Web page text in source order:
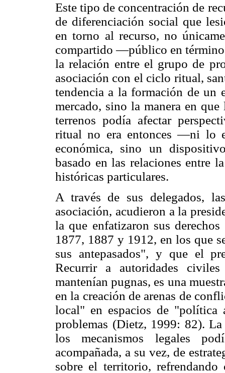
Este tipo de concentración de
de diferenciación social que
en torno al recurso, no
compartido —público en
la relación entre el grupo de
asociación con el ciclo ritual,
tendencia a la formación de un
mercado, sino la manera en
terrenos podía afectar
ritual no era entonces —ni lo
económica, sino un
basado en las relaciones entre
históricas particulares.
A través de sus delegados,
asociación, acudieron a la
la que enfatizaron sus
1877, 1887 y 1912, en los que
sus antepasados", y que el
Recurrir a autoridades
mantenían pugnas, es una
en la creación de arenas de
local" en espacios de
problemas (Dietz, 1999: 82).
los mecanismos legales
acompañada, a su vez, de
sobre el territorio,